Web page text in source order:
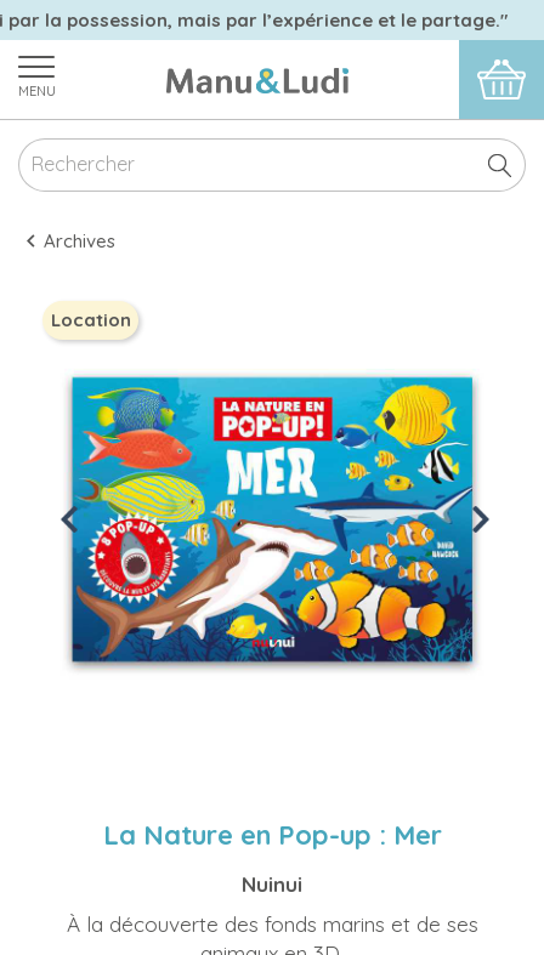
la possession, mais par l’expérience et le partage."
MENU
Archives
Location
Previous Next
La Nature en Pop-up : Mer
Nuinui
À la découverte des fonds marins et de ses